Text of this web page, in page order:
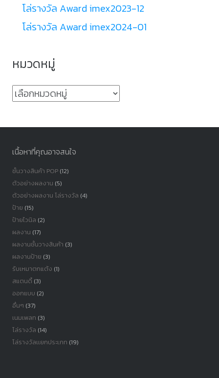
โล่รางวัล Award imex2023-12
โล่รางวัล Award imex2024-01
หมวดหมู่
หมวด
เนื้อหาที่คุณอาจสนใจ
ชั้นวางสินค้า POP(12)
ตัวอย่างผลงาน (5)
ตัวอย่างผลงาน โล่รางวัล (4)
ป้าย (15)
ป้ายไวนิล (2)
ผลงาน (17)
ผลงานชั้นวางสินค้า (3)
ผลงานป้าย (3)
รับเหมาตกแต้ง (1)
สแตนดี้(3)
ออกแบบ (2)
อื่นๆ (37)
เนมเพลท (3)
โล่รางวัล (14)
โล่รางวัลเเยกประเภท (19)